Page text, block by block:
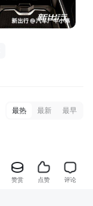
最热 最新 最早
赞赏 点赞 评论